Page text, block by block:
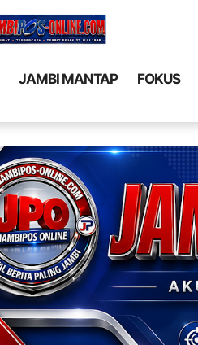
JAMBI MANTAP FOKUS